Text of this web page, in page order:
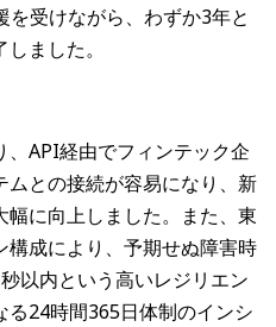
を受けながら、わずか3年と
ました。
、API経由でフィンテック企
との接続が容易になり、新
に向上しました。また、東
成により、予期せぬ障害時
以内という高いレジリエン
る24時間365日体制のインシ